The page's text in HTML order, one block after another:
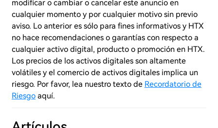
modificar o cambiar o cancelar este anuncio en
cualquier momento y por cualquier motivo sin previo
aviso. Lo anterior es sólo para fines informativos y HTX
no hace recomendaciones o garantías con respecto a
cualquier activo digital, producto o promoción en HTX.
Los precios de los activos digitales son altamente
volátiles y el comercio de activos digitales implica un
riesgo. Por favor, lea nuestro texto de Recordatorio de
Riesgo aquí.